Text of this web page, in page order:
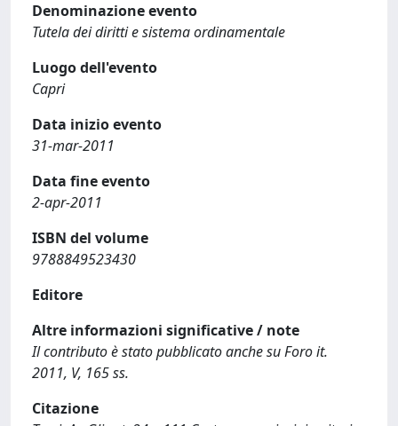
Denominazione evento
Tutela dei diritti e sistema ordinamentale
Luogo dell'evento
Capri
Data inizio evento
31-mar-2011
Data fine evento
2-apr-2011
ISBN del volume
9788849523430
Editore
Altre informazioni significative / note
Il contributo è stato pubblicato anche su Foro it.
2011, V, 165 ss.
Citazione